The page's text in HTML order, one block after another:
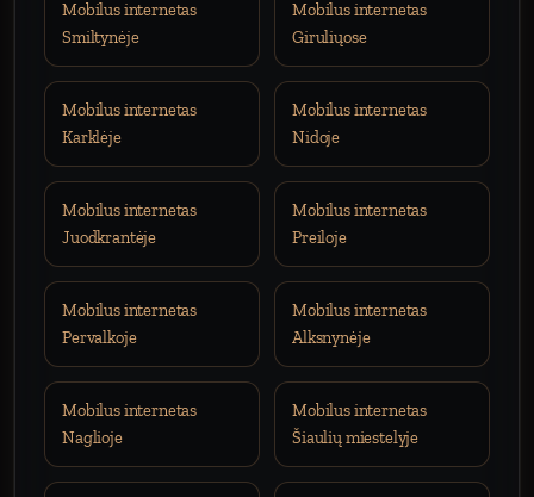
Mobilus internetas
Smiltynėje
Mobilus internetas
Giruliųose
Mobilus internetas
Karklėje
Mobilus internetas
Nidoje
Mobilus internetas
Juodkrantėje
Mobilus internetas
Preiloje
Mobilus internetas
Pervalkoje
Mobilus internetas
Alksnynėje
Mobilus internetas
Naglioje
Mobilus internetas
Šiaulių miestelyje